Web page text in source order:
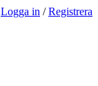
Logga in /Registrera